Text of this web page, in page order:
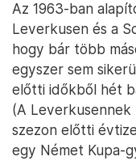
Az 1963-ban
Leverkusen és a
hogy bár több
egyszer sem
előtti időkből hét
(A
szezon előtti
egy Német Kupa-